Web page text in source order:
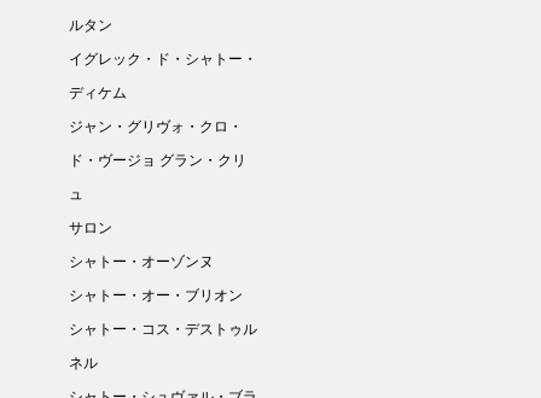
ルタン
イグレック・ド・シャトー・
ディケム
ジャン・グリヴォ・クロ・
ド・ヴージョ グラン・クリ
ュ
サロン
シャトー・オーゾンヌ
シャトー・オー・ブリオン
シャトー・コス・デストゥル
ネル